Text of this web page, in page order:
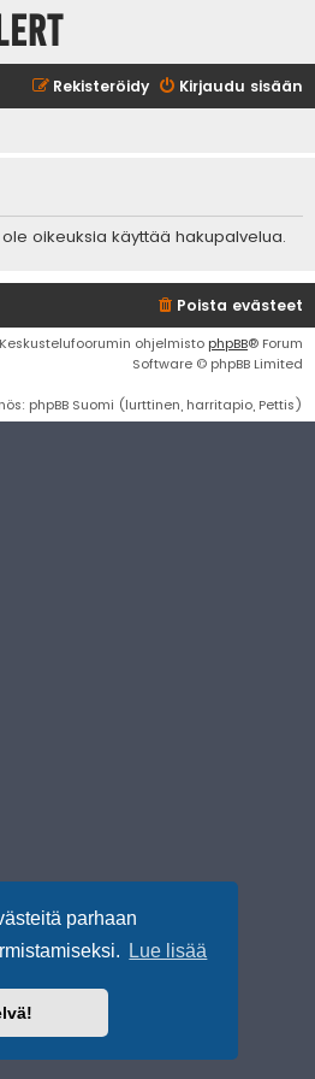
parhaan
Lue lisää
Kirjaudu sisään
Rekisteröidy
oikeuksia käyttää hakupalvelua.
Poista evästeet
ohjelmisto phpBB® Forum
Software © phpBB Limited
phpBB Suomi (lurttinen, harritapio, Pettis)